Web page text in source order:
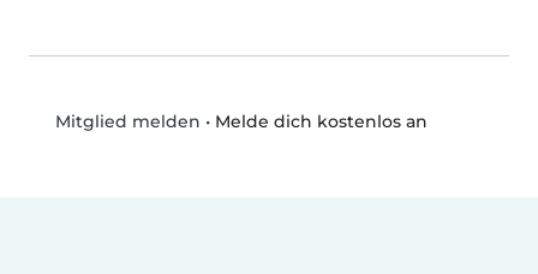
Mitglied melden • Melde dich kostenlos an